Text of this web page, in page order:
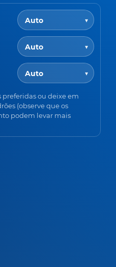
preferidas ou deixe em
(observe que os
podem levar mais